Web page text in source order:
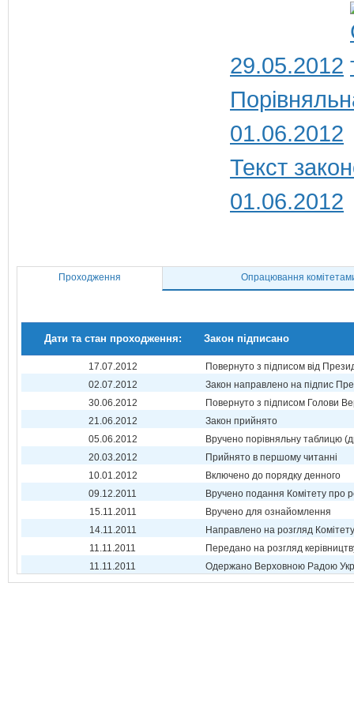
29.05.2012
01.06.2012
Текст
01.06.2012
Проходження Опрацювання
Дати та стан проходження: Закон підписано
17.07.2012
Повернуто з підписом від
02.07.2012
Закон направлено на підпис
30.06.2012
Повернуто з підписом Голови
21.06.2012
Закон прийнято
05.06.2012
Вручено порівняльну таблицю
20.03.2012
Прийнято в першому читанні
10.01.2012
Включено до порядку денного
09.12.2011
Вручено подання Комітету про
15.11.2011
Вручено для ознайомлення
14.11.2011
Направлено на розгляд Комітету
11.11.2011
Передано на розгляд
11.11.2011
Одержано Верховною Радою